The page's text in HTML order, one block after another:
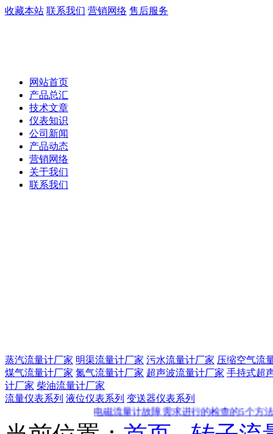
收藏本站 联系我们 营销网络 售后服务
网站首页
产品总汇
技术文章
仪表知识
公司新闻
产品动态
营销网络
关于我们
联系我们
蒸汽流量计厂家 明渠流量计厂家 污水流量计厂家 压缩空气流
煤气流量计厂家 氮气流量计厂家 超声波流量计厂家 手持式超
计厂家 柴油流量计厂家
流量仪表系列 液位仪表系列 变送器仪表系列
电磁流量计故障需求进行的检查的5个方法